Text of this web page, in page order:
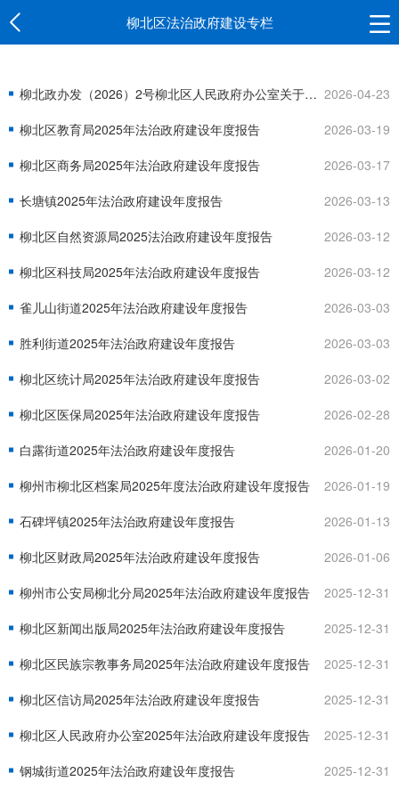
柳北区法治政府建设专栏
柳北政办发（2026）2号柳北区人民政府办公室关于公布2026年度重大行政决策事项的通知 2026-04-23
柳北区教育局2025年法治政府建设年度报告
2026-03-19
柳北区商务局2025年法治政府建设年度报告
2026-03-17
长塘镇2025年法治政府建设年度报告
2026-03-13
柳北区自然资源局2025法治政府建设年度报告
2026-03-12
柳北区科技局2025年法治政府建设年度报告
2026-03-12
雀儿山街道2025年法治政府建设年度报告
2026-03-03
胜利街道2025年法治政府建设年度报告
2026-03-03
柳北区统计局2025年法治政府建设年度报告
2026-03-02
柳北区医保局2025年法治政府建设年度报告
2026-02-28
白露街道2025年法治政府建设年度报告
2026-01-20
柳州市柳北区档案局2025年度法治政府建设年度报告
2026-01-19
石碑坪镇2025年法治政府建设年度报告
2026-01-13
柳北区财政局2025年法治政府建设年度报告
2026-01-06
柳州市公安局柳北分局2025年法治政府建设年度报告
2025-12-31
柳北区新闻出版局2025年法治政府建设年度报告
2025-12-31
柳北区民族宗教事务局2025年法治政府建设年度报告
2025-12-31
柳北区信访局2025年法治政府建设年度报告
2025-12-31
柳北区人民政府办公室2025年法治政府建设年度报告
2025-12-31
钢城街道2025年法治政府建设年度报告
2025-12-31